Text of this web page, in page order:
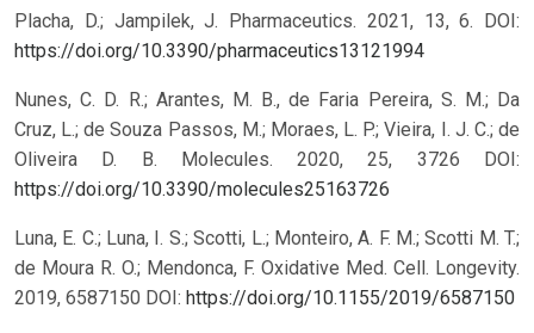
Placha, D.; Jampilek, J. Pharmaceutics. 2021, 13, 6. DOI:
https://doi.org/10.3390/pharmaceutics13121994
Nunes, C. D. R.; Arantes, M. B., de Faria Pereira, S. M.; Da
Cruz, L.; de Souza Passos, M.; Moraes, L. P.; Vieira, I. J. C.; de
Oliveira D. B. Molecules. 2020, 25, 3726 DOI:
https://doi.org/10.3390/molecules25163726
Luna, E. C.; Luna, I. S.; Scotti, L.; Monteiro, A. F. M.; Scotti M. T.;
de Moura R. O.; Mendonca, F. Oxidative Med. Cell. Longevity.
2019, 6587150 DOI: https://doi.org/10.1155/2019/6587150